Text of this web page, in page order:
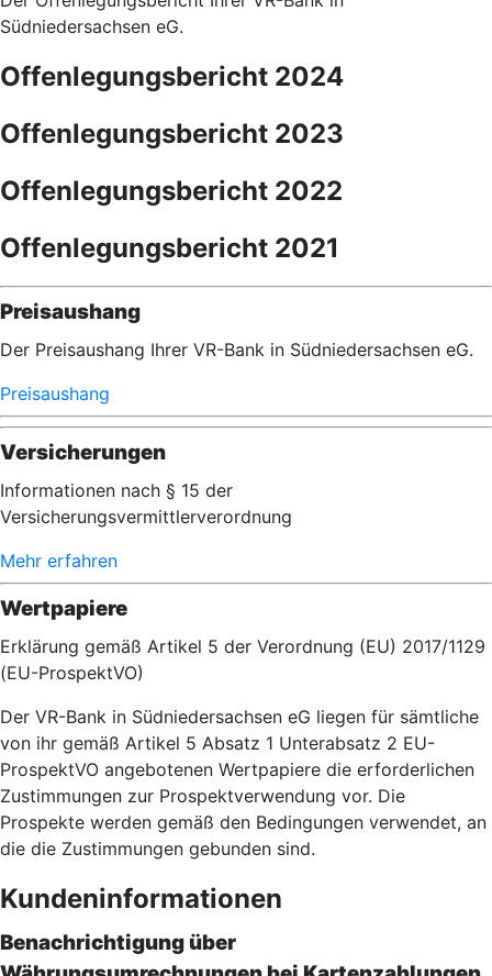
Südniedersachsen eG.
Offenlegungsbericht 2024
Offenlegungsbericht 2023
Offenlegungsbericht 2022
Offenlegungsbericht 2021
Preisaushang
Der Preisaushang Ihrer VR-Bank in Südniedersachsen eG.
Preisaushang
Versicherungen
Informationen nach § 15 der
Versicherungsvermittlerverordnung
Mehr erfahren
Wertpapiere
Erklärung gemäß Artikel 5 der Verordnung (EU) 2017/1129
(EU-ProspektVO)
Der VR-Bank in Südniedersachsen eG liegen für sämtliche
von ihr gemäß Artikel 5 Absatz 1 Unterabsatz 2 EU-
ProspektVO angebotenen Wertpapiere die erforderlichen
Zustimmungen zur Prospektverwendung vor. Die
Prospekte werden gemäß den Bedingungen verwendet, an
die die Zustimmungen gebunden sind.
Kundeninformationen
Benachrichtigung über